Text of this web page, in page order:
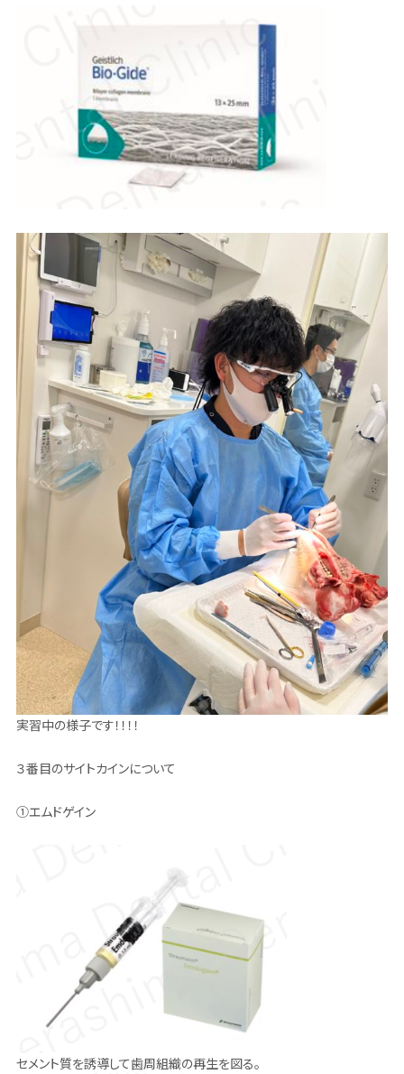
実習中の様子です！！！！
３番目のサイトカインについて
①エムドゲイン
セメント質を誘導して歯周組織の再生を図る。